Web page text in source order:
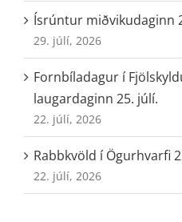
Ísrúntur miðvikudaginn
29. júlí, 2026
Fornbíladagur í
laugardaginn 25. júlí.
22. júlí, 2026
Rabbkvöld í Ögurhvarfi
22. júlí, 2026